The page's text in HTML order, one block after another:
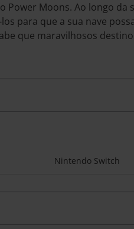
Power Moons. Ao longo da
para que a sua nave
que maravilhosos
Nintendo Switch